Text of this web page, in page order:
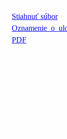
Stiahnuť súbor
PDF